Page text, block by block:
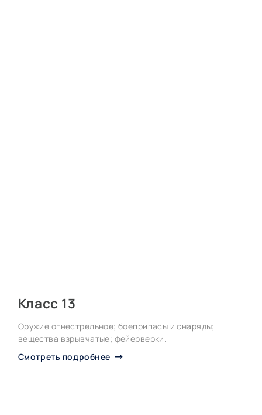
Класс 13
Оружие огнестрельное; боеприпасы и снаряды;
вещества взрывчатые; фейерверки.
Смотреть подробнее